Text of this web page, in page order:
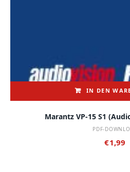
IN DEN
Marantz VP-15 S1
PDF-
€1,99